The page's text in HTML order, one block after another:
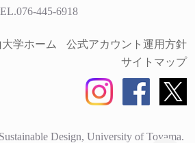
445-6918
公式アカウント運用方針
学ホーム
サイトマップ
Design, University of Toyama.